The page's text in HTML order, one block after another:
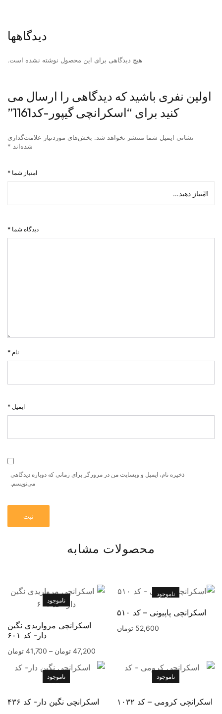
دیدگاهها
هیچ دیدگاهی برای این محصول نوشته نشده است.
اولین نفری باشید که دیدگاهی را ارسال می
کنید برای “اسکرانچی گیپور-کد1161”
نشانی ایمیل شما منتشر نخواهد شد. بخش‌های موردنیاز علامت‌گذاری
شده‌اند *
امتیاز شما *
دیدگاه شما *
نام *
ایمیل *
ذخیره نام، ایمیل و وبسایت من در مرورگر برای زمانی که دوباره دیدگاهی
می‌نویسم.
محصولات مشابه
ناموجود
اسکرانچی پاپیونی – کد ۵۱۰
52,600 تومان
ناموجود
اسکرانچی مرواریدی نگین
دار- کد ۶۰۱
47,200 تومان –
41,700 تومان
ناموجود
اسکرانچی کرومی – کد ۱۰۳۲
ناموجود
اسکرانچی نگین دار- کد ۴۳۶